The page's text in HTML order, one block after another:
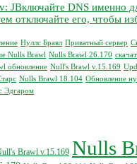
JВключайте DNS именно
отключайте его, чтобы
Нуллс Бравл Приватный сервер
Nulls Brawl Nulls Brawl 26.170
обновление Null's Brawl v.15.169
Nulls Brawl 18.104 Обновление
Эдгаром
Brawl v.15.169 Nulls